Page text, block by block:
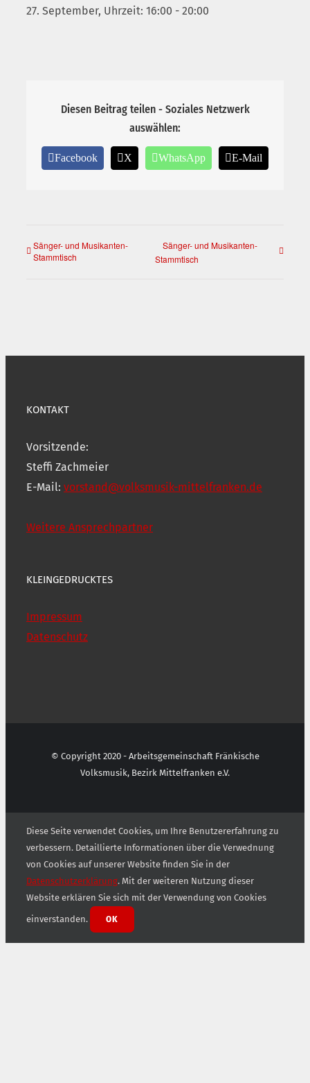
27. September, Uhrzeit: 16:00 - 20:00
Diesen Beitrag teilen - Soziales Netzwerk
auswählen:
Facebook X WhatsApp E-Mail
Sänger- und Musikanten-
Stammtisch
Sänger- und Musikanten-
Stammtisch
KONTAKT
Vorsitzende:
Steffi Zachmeier
E-Mail: vorstand@volksmusik-mittelfranken.de
Weitere Ansprechpartner
KLEINGEDRUCKTES
Impressum
Datenschutz
© Copyright 2020 - Arbeitsgemeinschaft Fränkische
Volksmusik, Bezirk Mittelfranken e.V.
Diese Seite verwendet Cookies, um Ihre Benutzererfahrung zu
verbessern. Detaillierte Informationen über die Verwednung
von Cookies auf unserer Website finden Sie in der
Datenschutzerklärung. Mit der weiteren Nutzung dieser
Website erklären Sie sich mit der Verwendung von Cookies
einverstanden. OK